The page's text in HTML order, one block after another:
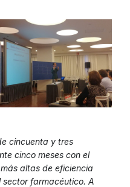
cincuenta y tres
cinco meses con el
altas de eficiencia
farmacéutico. A